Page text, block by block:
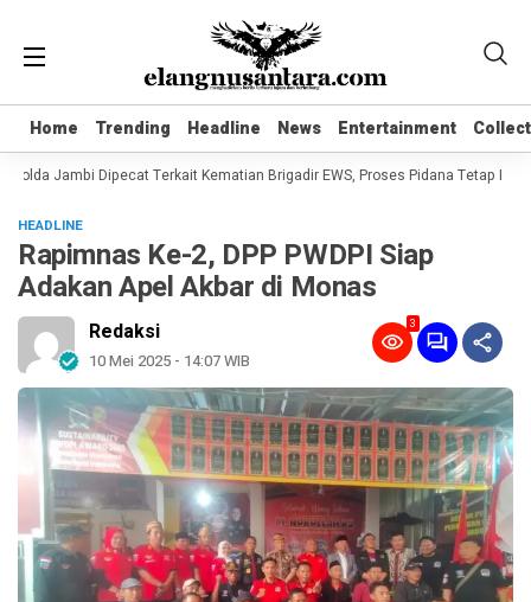
Home Trending Headline News Entertainment
Home Trending Headline News Entertainment
Jambi Dipecat Terkait Kematian Brigadir EWS, Proses Pidana Tetap
HEADLINE
Rapimnas Ke-2, DPP PWDPI Siap
Adakan Apel Akbar di Monas
Redaksi
10 Mei 2025 - 14:07 WIB
3